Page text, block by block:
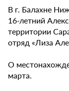
В г. Балахне
16-летний
территории
отряд «Лиза
О
марта.